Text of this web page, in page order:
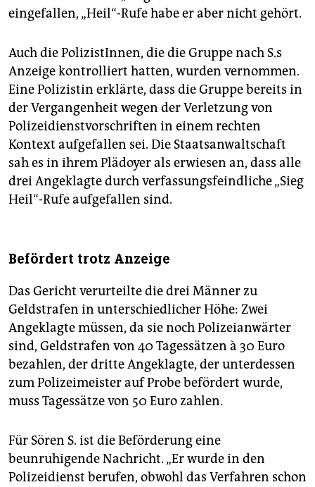
eingefallen, „Heil“-Rufe habe er aber nicht gehört.
Auch die PolizistInnen, die die Gruppe nach S.s
Anzeige kontrolliert hatten, wurden vernommen.
Eine Polizistin erklärte, dass die Gruppe bereits in
der Vergangenheit wegen der Verletzung von
Polizeidienstvorschriften in einem rechten
Kontext aufgefallen sei. Die Staatsanwaltschaft
sah es in ihrem Plädoyer als erwiesen an, dass alle
drei Angeklagte durch verfassungsfeindliche „Sieg
Heil“-Rufe aufgefallen sind.
Befördert trotz Anzeige
Das Gericht verurteilte die drei Männer zu
Geldstrafen in unterschiedlicher Höhe: Zwei
Angeklagte müssen, da sie noch Polizeianwärter
sind, Geldstrafen von 40 Tagessätzen à 30 Euro
bezahlen, der dritte Angeklagte, der unterdessen
zum Polizeimeister auf Probe befördert wurde,
muss Tagessätze von 50 Euro zahlen.
Für Sören S. ist die Beförderung eine
beunruhigende Nachricht. „Er wurde in den
Polizeidienst berufen, obwohl das Verfahren schon